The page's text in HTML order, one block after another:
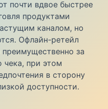
почти вдвое быстрее
продуктами
каналом, но
Офлайн-ретейл
за
чека, при этом
в сторону
доступности.